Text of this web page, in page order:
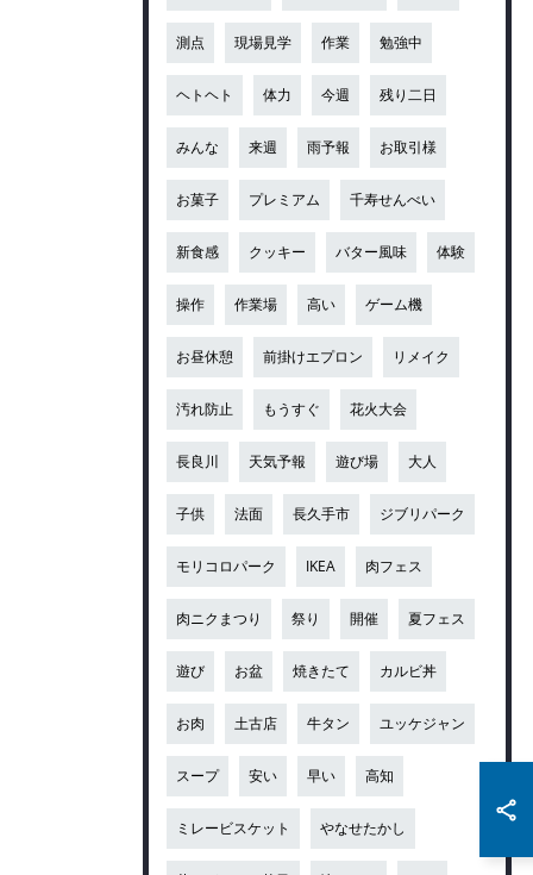
測点 現場見学 作業 勉強中
ヘトヘト 体力 今週 残り二日
みんな 来週 雨予報 お取引様
お菓子 プレミアム 千寿せんべい
新食感 クッキー バター風味 体験
操作 作業場 高い ゲーム機
お昼休憩 前掛けエプロン リメイク
汚れ防止 もうすぐ 花火大会
長良川 天気予報 遊び場 大人
子供 法面 長久手市 ジブリパーク
モリコロパーク IKEA 肉フェス
肉ニクまつり 祭り 開催 夏フェス
遊び お盆 焼きたて カルビ丼
お肉 土古店 牛タン ユッケジャン
スープ 安い 早い 高知
ミレービスケット やなせたかし